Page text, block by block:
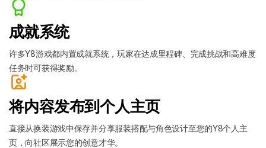
成就系统
许多Y8游戏都内置成就系统，玩家在达成里程碑、完成挑战和高难度
任务时可获得奖励。
将内容发布到个人主页
直接从换装游戏中保存并分享服装搭配与角色设计至您的Y8个人主
页，向社区展示您的创意才华。